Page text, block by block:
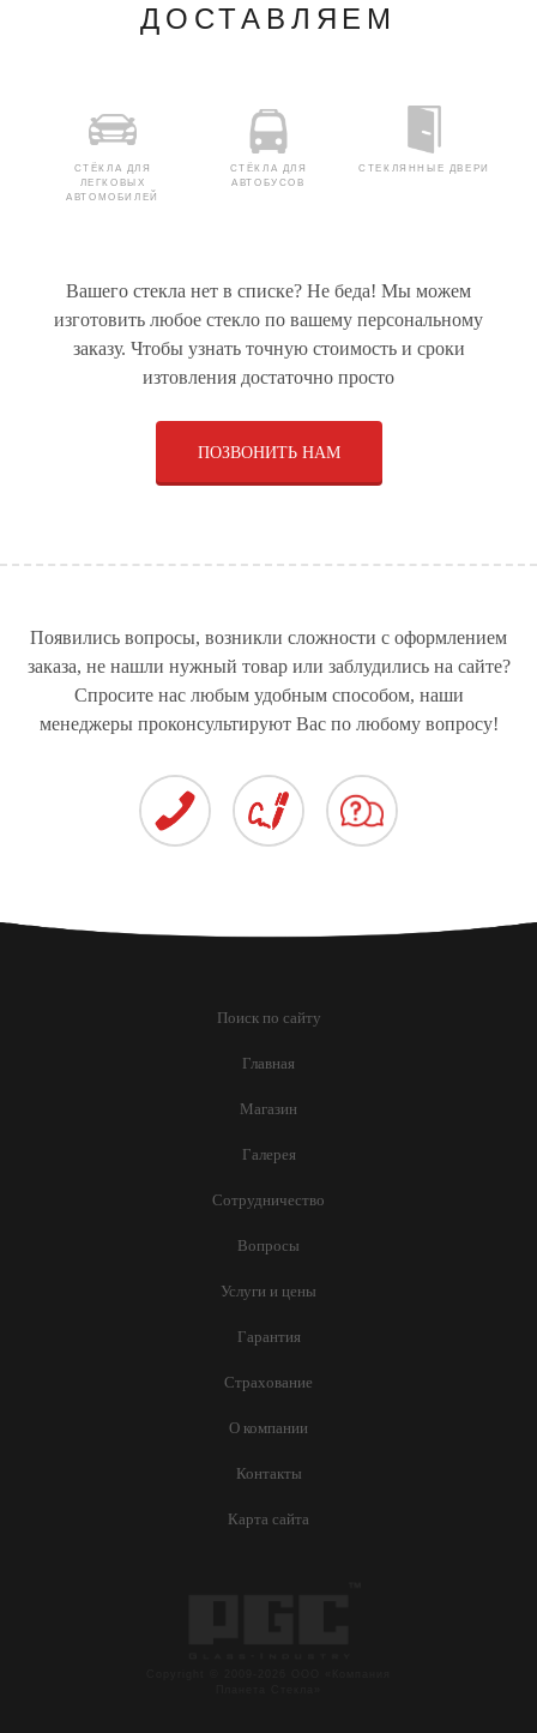
ДОСТАВЛЯЕМ
СТЁКЛА ДЛЯ
ЛЕГКОВЫХ
АВТОМОБИЛЕЙ
СТЁКЛА ДЛЯ
АВТОБУСОВ
СТЕКЛЯННЫЕ ДВЕРИ
РУЛЕВОЕ УПРАВЛЕНИЕ
ДЛЯ СПЕЦТЕХНИКИ
КОНСТРУКЦИИ
КАБИН
АВТОМОБИЛЕЙ
ОБОРУДОВАНИЕ ПО
ЩЁТОЧНЫХ ДИСКОВ И
АВТОМОБИЛЕЙ
РАСХОДНЫЕ
Вашего стекла нет в списке? Не беда! Мы можем
изготовить любое стекло по вашему персональному
заказу. Чтобы узнать точную стоимость и сроки
изтовления достаточно просто
ПОЗВОНИТЬ НАМ
Появились вопросы, возникли сложности с оформлением
заказа, не нашли нужный товар или заблудились на сайте?
Спросите нас любым удобным способом, наши
менеджеры проконсультируют Вас по любому вопросу!
Поиск по сайту
Главная
Магазин
Галерея
Сотрудничество
Вопросы
Услуги и цены
Гарантия
Страхование
О компании
Контакты
Карта сайта